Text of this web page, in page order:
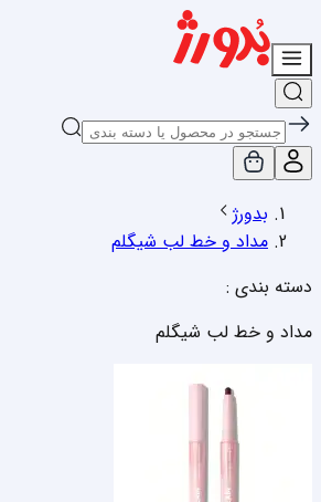
بدورژ
مداد و خط لب شیگلم
دسته بندی :
مداد و خط لب شیگلم